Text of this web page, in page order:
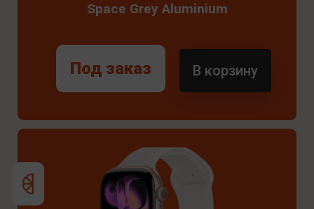
Space Grey Aluminium
Под заказ В корзину